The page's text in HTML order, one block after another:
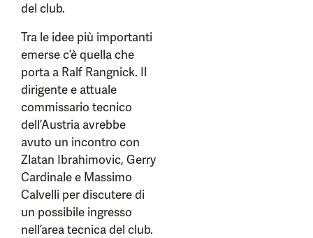
del club.
Tra le idee più importanti
emerse c’è quella che
porta a Ralf Rangnick. Il
dirigente e attuale
commissario tecnico
dell’Austria avrebbe
avuto un incontro con
Zlatan Ibrahimovic, Gerry
Cardinale e Massimo
Calvelli per discutere di
un possibile ingresso
nell’area tecnica del club.